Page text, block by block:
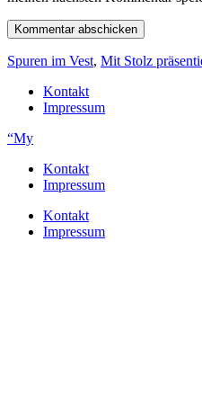
Spuren im Vest, Mit Stolz
Kontakt
Impressum
“My
Kontakt
Impressum
Kontakt
Impressum